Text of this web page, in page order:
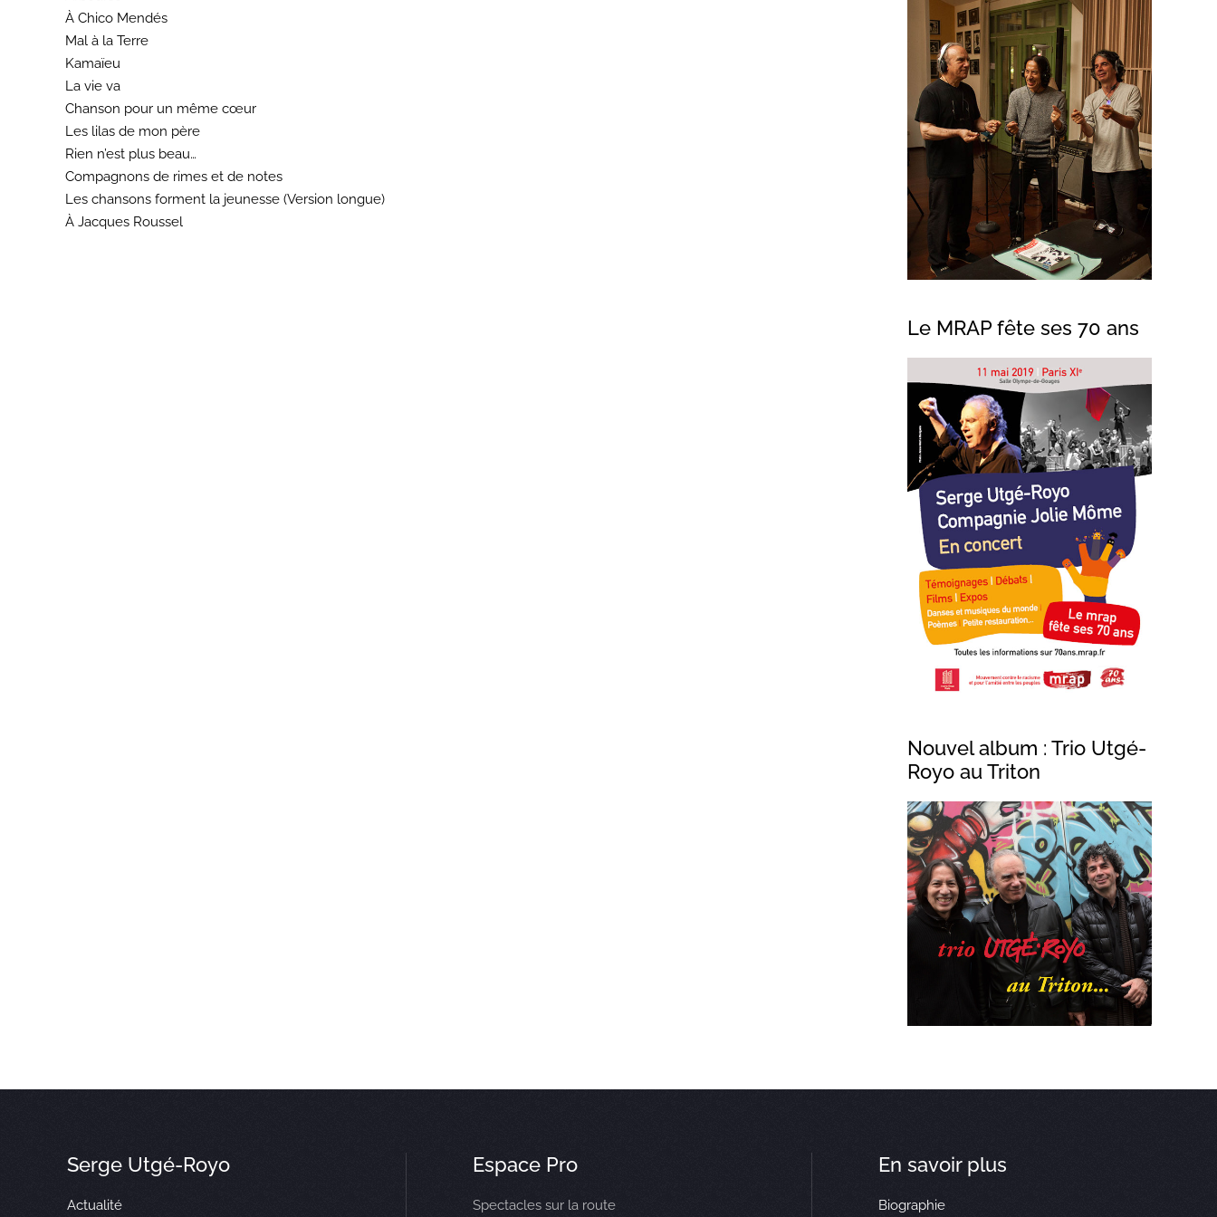
À Chico Mendés
Mal à la Terre
Kamaïeu
La vie va
Chanson pour un même cœur
Les lilas de mon père
Rien n’est plus beau…
Compagnons de rimes et de notes
Les chansons forment la jeunesse (Version longue)
À Jacques Roussel
Le MRAP fête ses 70 ans
Nouvel album : Trio Utgé-
Royo au Triton
Serge Utgé-Royo
Actualité
Espace Pro
Spectacles sur la route
En savoir plus
Biographie